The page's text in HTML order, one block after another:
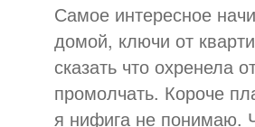
Самое интересное
домой, ключи от
сказать что охренела
промолчать. Короче
я нифига не понимаю.